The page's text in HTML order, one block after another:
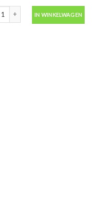
IN WINKELWAGEN